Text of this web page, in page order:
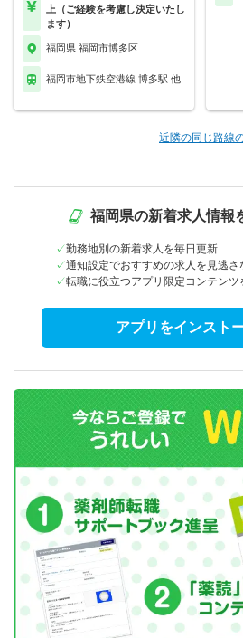
上（ご経験を考慮し決定いたし
ます）
福岡県 福岡市博多区
福岡市地下鉄空港線 博多駅 他
近隣の同じ路線
福岡県の新着求人情報
勤務地別の新着求人を毎日更新
通知設定でおすすめの求人を見逃さ
転職に役立つアプリ限定コンテンツ
アプリをインスト